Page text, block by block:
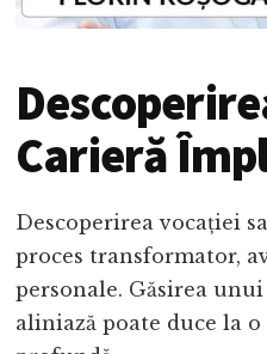
Carieră
Descoperirea vocației
proces transformator,
personale. Găsirea
aliniază poate duce la